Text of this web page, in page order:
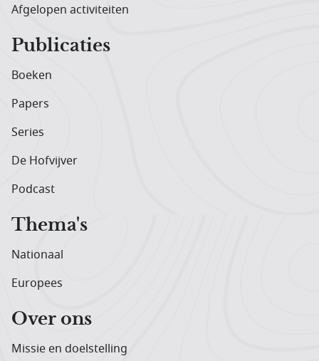
Afgelopen activiteiten
Publicaties
Boeken
Papers
Series
De Hofvijver
Podcast
Thema's
Nationaal
Europees
Over ons
Missie en doelstelling